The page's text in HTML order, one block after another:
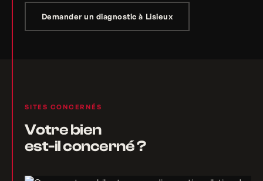
Demander un diagnostic à Lisieux
SITES CONCERNÉS
Votre bien
est-il concerné ?